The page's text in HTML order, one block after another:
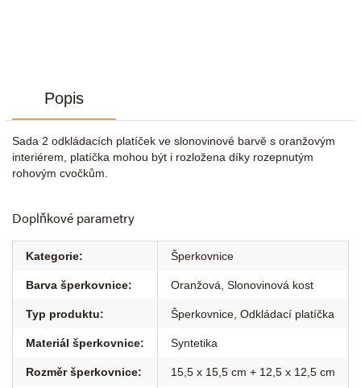
Popis
Sada 2 odkládacích platíček ve slonovinové barvě s oranžovým
interiérem, platíčka mohou být i rozložena díky rozepnutým
rohovým cvočkům.
Doplňkové parametry
Kategorie: Šperkovnice
Barva šperkovnice: Oranžová, Slonovinová kost
Typ produktu: Šperkovnice, Odkládací platíčka
Materiál šperkovnice: Syntetika
Rozměr šperkovnice: 15,5 x 15,5 cm + 12,5 x 12,5 cm